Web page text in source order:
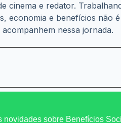
economia e benefícios não
nessa jornada.
novidades sobre Benefícios